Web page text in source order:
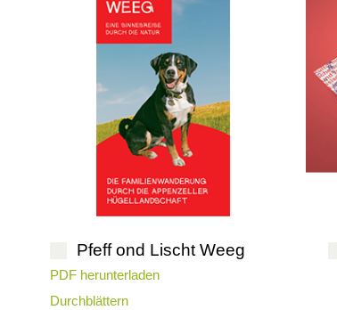
Pfeff ond Lischt Weeg
PDF herunterladen
Durchblättern